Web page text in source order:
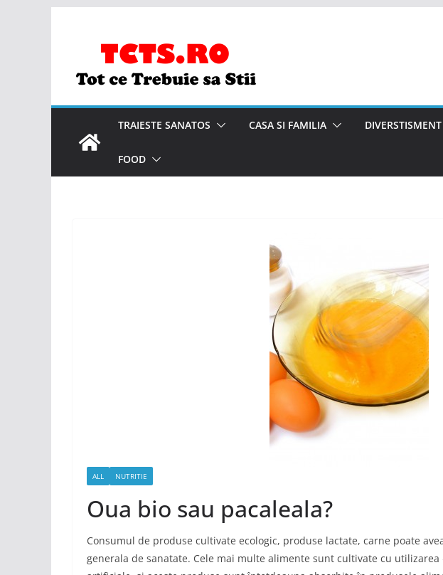
TRAIESTE SANATOS CASA SI FAMILIA DIVERSTISMENT
FOOD
ALL NUTRITIE
Oua bio sau pacaleala?
Consumul de produse cultivate ecologic, produse lactate, carne poate
generala de sanatate. Cele mai multe alimente sunt cultivate cu